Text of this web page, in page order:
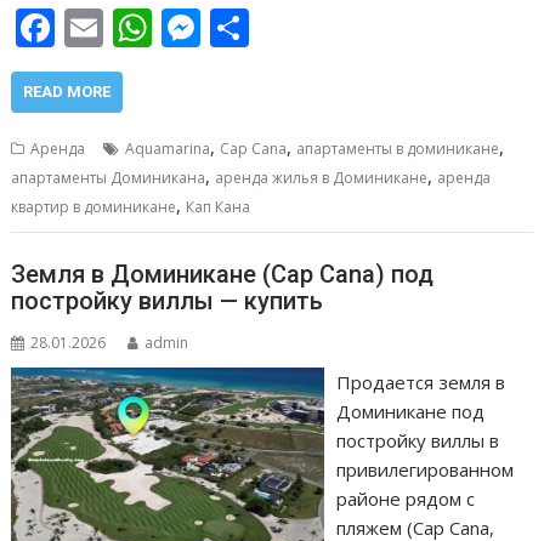
F
ac
e
b
o
o
k
E
m
ai
l
W
s
A
p
p
M
e
n
g
er
р
а
в
и
т
READ MORE
Аренда Aquamarina, Cap Cana, апартаменты в доминикане,
апартаменты Доминикана, аренда жилья в Доминикане, аренда
квартир в доминикане, Кап Кана
Земля в Доминикане (Cap Cana) под
постройку виллы — купить
28.01.2026 admin
Продается земля в
Доминикане под
постройку виллы в
привилегированном
районе рядом с
пляжем (Cap Cana,